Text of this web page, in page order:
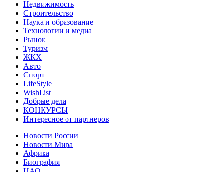
Недвижимость
Строительство
Наука и образование
Технологии и медиа
Рынок
Туризм
ЖКХ
Авто
Спорт
LifeStyle
WishList
Добрые дела
КОНКУРСЫ
Интересное от партнеров
Новости России
Новости Мира
Африка
Биография